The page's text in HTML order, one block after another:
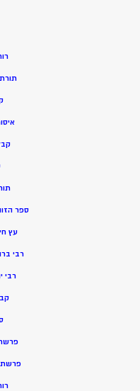
ספר
עץ
רבי
רבי
פרשת